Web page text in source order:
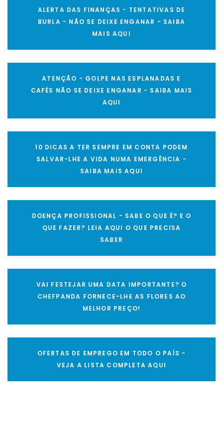
ALERTA DAS FINANÇAS - TENTATIVAS DE
BURLA - NÃO SE DEIXE ENGANAR - SAIBA
MAIS AQUI
ATENÇÃO - GOLPE NAS ESPLANADAS E
CAFÉS NÃO SE DEIXE ENGANAR - SAIBA MAIS
AQUI
10 DICAS A TER SEMPRE EM CONTA PODEM
SALVAR-LHE A VIDA NUMA EMERGÊNCIA -
SAIBA MAIS AQUI
DOENÇA PROFISSIONAL - SABE O QUE É? E O
QUE FAZER? LEIA AQUI O QUE PRECISA
SABER
VAI FESTEJAR UMA DATA IMPORTANTE? O
CHEFPANDA FORNECE-LHE AS FLORES AO
MELHOR PREÇO!
OFERTAS DE EMPREGO EM TODO O PAÍS -
VEJA A LISTA COMPLETA AQUI